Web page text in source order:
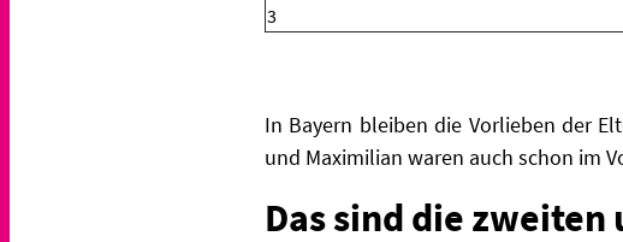
3
In Bayern bleiben die Vorlieben der
und Maximilian waren auch schon im
Das sind die